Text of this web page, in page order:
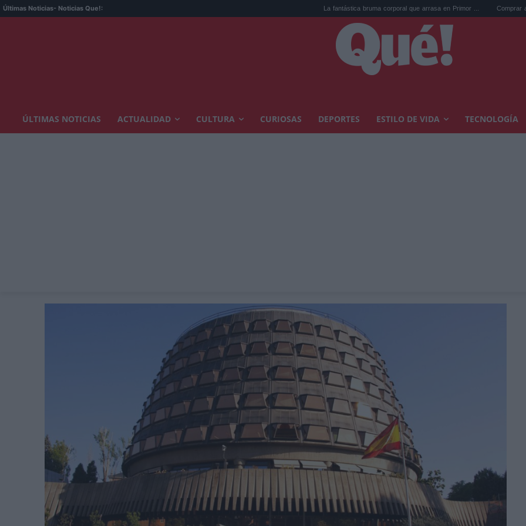
Últimas Noticias- Noticias Que!: La fantástica bruma corporal que arrasa en Primor ... Comprar arte en
ÚLTIMAS NOTICIAS ACTUALIDAD CULTURA CURIOSAS DEPORTES ESTILO DE VIDA TECNOLOGÍA